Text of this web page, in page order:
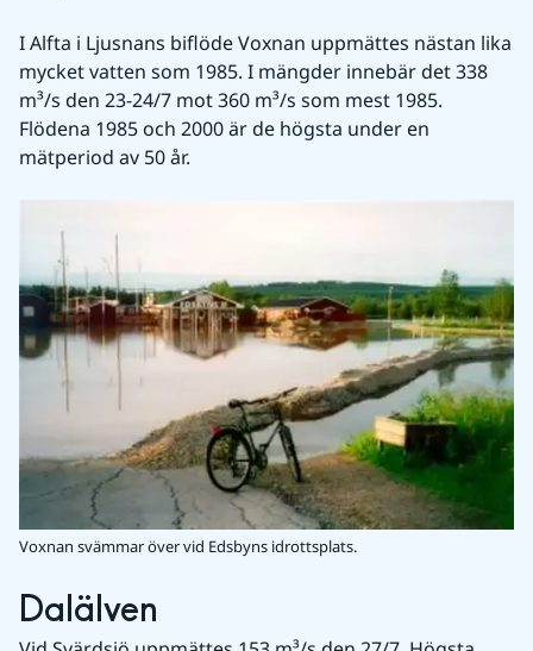
I Alfta i Ljusnans biflöde Voxnan uppmättes nästan lika
mycket vatten som 1985. I mängder innebär det 338
m³/s den 23-24/7 mot 360 m³/s som mest 1985.
Flödena 1985 och 2000 är de högsta under en
mätperiod av 50 år.
Voxnan svämmar över vid Edsbyns idrottsplats.
Dalälven